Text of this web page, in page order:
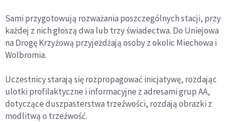
Sami przygotowują rozważania poszczególnych stacji, przy
każdej z nich głoszą dwa lub trzy świadectwa. Do Uniejowa
na Drogę Krzyżową przyjeżdżają osoby z okolic Miechowa i
Wolbromia.
Uczestnicy starają się rozpropagować inicjatywę, rozdając
ulotki profilaktyczne i informacyjne z adresami grup AA,
dotyczące duszpasterstwa trzeźwości, rozdają obrazki z
modlitwą o trzeźwość.